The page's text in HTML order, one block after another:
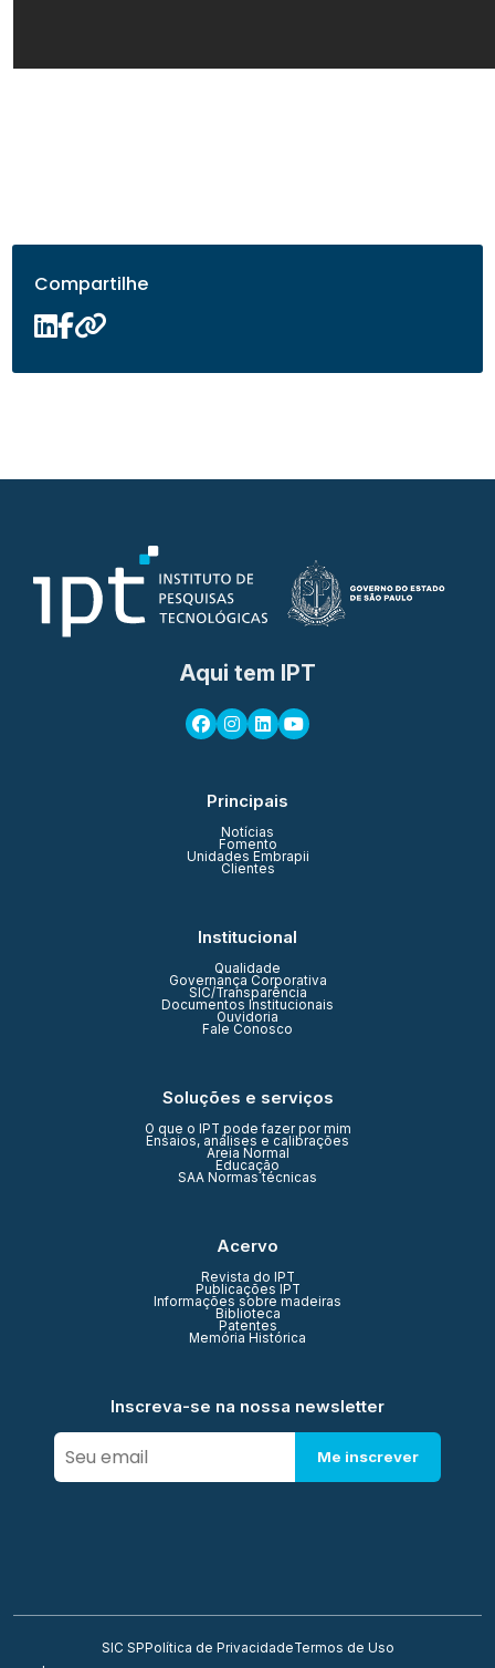
Compartilhe
Aqui tem IPT
Principais
Notícias
Fomento
Unidades Embrapii
Clientes
Institucional
Qualidade
Governança Corporativa
SIC/Transparência
Documentos Institucionais
Ouvidoria
Fale Conosco
Soluções e serviços
O que o IPT pode fazer por mim
Ensaios, análises e calibrações
Areia Normal
Educação
SAA Normas técnicas
Acervo
Revista do IPT
Publicações IPT
Informações sobre madeiras
Biblioteca
Patentes
Memória Histórica
Inscreva-se na nossa newsletter
Me inscrever
SIC SP Política de PrivacidadeTermos de Uso